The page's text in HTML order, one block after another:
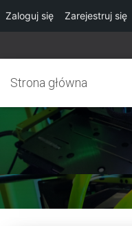
Zaloguj się Zarejestruj się
Strona główna